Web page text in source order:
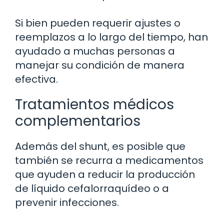
Si bien pueden requerir ajustes o
reemplazos a lo largo del tiempo, han
ayudado a muchas personas a
manejar su condición de manera
efectiva.
Tratamientos médicos
complementarios
Además del shunt, es posible que
también se recurra a medicamentos
que ayuden a reducir la producción
de líquido cefalorraquídeo o a
prevenir infecciones.